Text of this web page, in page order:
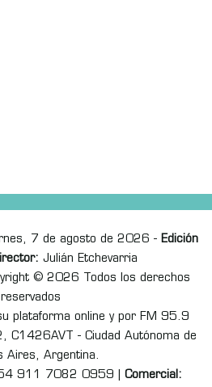
7 de agosto de 2026 - Edición
Julián Etchevarria
© 2026 Todos los derechos
reservados
plataforma online y por FM 95.9
C1426AVT - Ciudad Autónoma de
Aires, Argentina.
911 7082 0959 | Comercial: